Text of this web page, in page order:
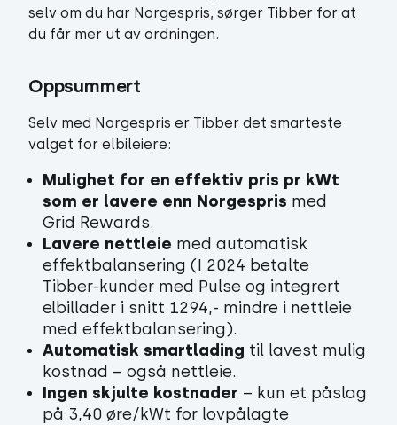
selv om du har Norgespris, sørger Tibber for at
du får mer ut av ordningen.
Oppsummert
Selv med Norgespris er Tibber det smarteste
valget for elbileiere:
Mulighet for en effektiv pris pr kWt
som er lavere enn Norgespris med
Grid Rewards.
Lavere nettleie med automatisk
effektbalansering (I 2024 betalte
Tibber-kunder med Pulse og integrert
elbillader i snitt 1294,- mindre i nettleie
med effektbalansering).
Automatisk smartlading til lavest mulig
kostnad – også nettleie.
Ingen skjulte kostnader – kun et påslag
på 3,40 øre/kWt for lovpålagte